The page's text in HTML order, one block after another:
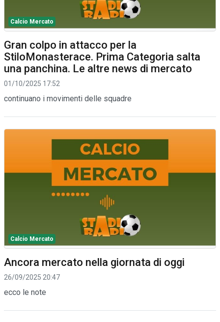
Calcio Mercato
Gran colpo in attacco per la
StiloMonasterace. Prima Categoria salta
una panchina. Le altre news di mercato
01/10/2025 17:52
continuano i movimenti delle squadre
Calcio Mercato
Ancora mercato nella giornata di oggi
26/09/2025 20:47
ecco le note